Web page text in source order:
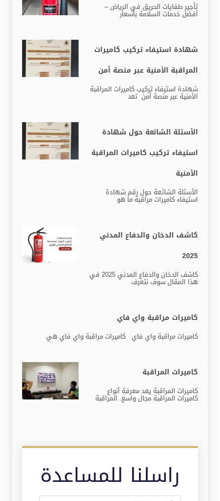
تأجير طفايات الحريق في الرياض –
أفضل خدمات السلامة بأسعار
شهادة استيفاء تركيب كاميرات
المراقبة الأمنية عبر منصة أمن
شهادة استيفاء تركيب كاميرات المراقبة
الأمنية عبر منصة أمن تعد
الأسئلة الشائعة حول شهادة
استيفاء تركيب كاميرات المراقبة
الأمنية
الأسئلة الشائعة حول رقم شهادة
استيفاء كاميرات مراقبة ما هو
كاشف الدخان والدفاع المدني
2025
كاشف الدخان والدفاع المدني 2025 في
هذا المقال سوف نتعرف
كاميرات مراقبة واي فاي
كاميرات مراقبة واي فاي كاميرات مراقبة واي فاي هي
كاميرات المراقبة
كاميرات المراقبة يعد معرفة أنواع
كاميرات المراقبة مجال واسع. المراقبة
راسلنا للمساعدة